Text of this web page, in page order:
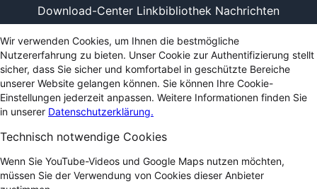
Download-Center Linkbibliothek Nachrichten
Wir verwenden Cookies, um Ihnen die bestmögliche
Nutzererfahrung zu bieten. Unser Cookie zur Authentifizierung stellt
sicher, dass Sie sicher und komfortabel in geschützte Bereiche
unserer Website gelangen können. Sie können Ihre Cookie-
Einstellungen jederzeit anpassen. Weitere Informationen finden Sie
in unserer Datenschutzerklärung.
Technisch notwendige Cookies
Wenn Sie YouTube-Videos und Google Maps nutzen möchten,
müssen Sie der Verwendung von Cookies dieser Anbieter